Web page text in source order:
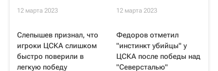
12 марта 2023 12 марта 2023
Слепышев признал, что
игроки ЦСКА слишком
быстро поверили в
легкую победу
Федоров отметил
"инстинкт убийцы" у
ЦСКА после победы над
"Северсталью"